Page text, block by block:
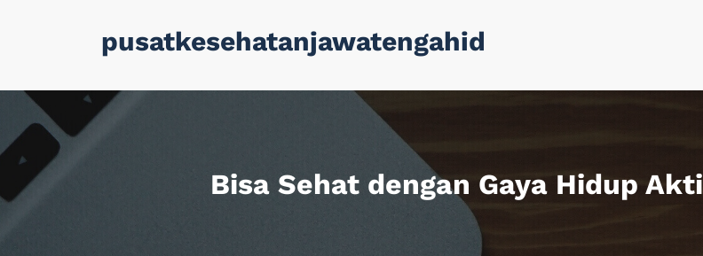
pusatkesehatanjawatengahid
Bisa Sehat dengan Gaya Hidup